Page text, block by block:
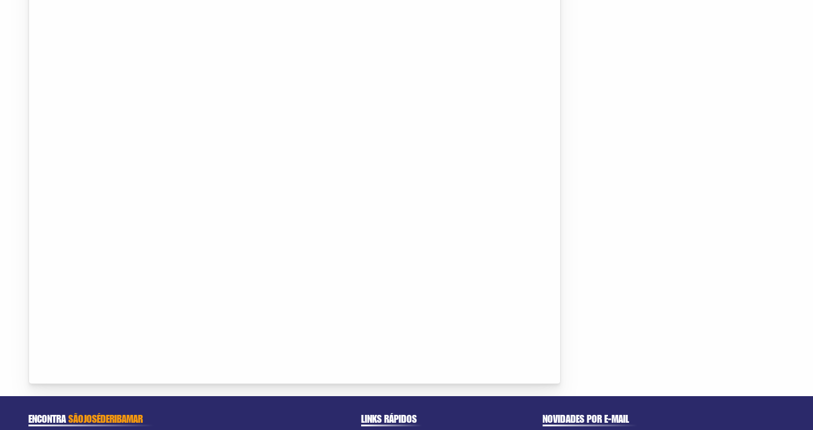
ENCONTRASÃOJOSÉDERIBAMAR LINKS RÁPIDOS NOVIDADES POR E-MAIL